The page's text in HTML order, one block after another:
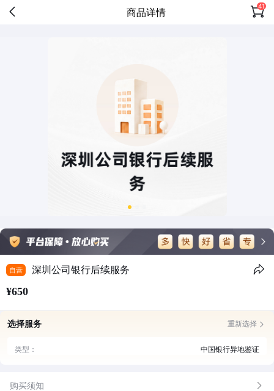
商品详情 41
自营 深圳公司银行后续服务
¥650
选择服务 重新选择
类型： 中国银行异地鉴证
购买须知